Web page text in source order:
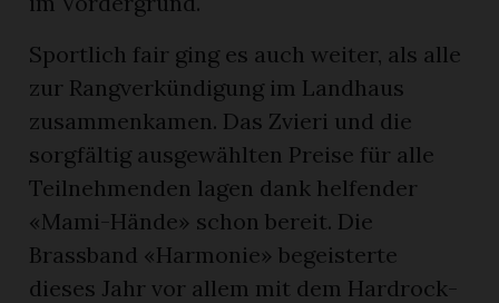
Sportlich fair ging es auch weiter, als alle
zur Rangverkündigung im Landhaus
zusammenkamen. Das Zvieri und die
sorgfältig ausgewählten Preise für alle
Teilnehmenden lagen dank helfender
«Mami-Hände» schon bereit. Die
Brassband «Harmonie» begeisterte
dieses Jahr vor allem mit dem Hardrock-